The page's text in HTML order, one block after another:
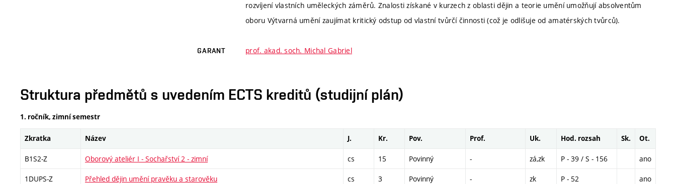
rozvíjení vlastních uměleckých záměrů. Znalosti získané v kurzech z oblasti dějin a teorie umění umožňují absolventům
oboru Výtvarná umění zaujímat kritický odstup od vlastní tvůrčí činnosti (což je odlišuje od amatérských tvůrců).
GARANT prof. akad. soch. Michal Gabriel
Struktura předmětů s uvedením ECTS kreditů (studijní plán)
1. ročník, zimní semestr
Zkratka Název J. Kr. Pov. Prof. Uk. Hod. rozsah Sk. Ot.
B1S2-Z Oborový ateliér I - Sochařství 2 - zimní cs 15 Povinný - zá,zk P - 39 / S - 156 ano
1DUPS-Z Přehled dějin umění pravěku a starověku cs 3 Povinný - zk P - 52 ano